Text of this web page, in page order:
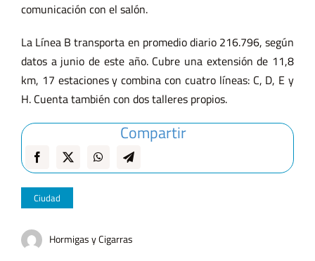
comunicación con el salón.
La Línea B transporta en promedio diario 216.796, según
datos a junio de este año. Cubre una extensión de 11,8
km, 17 estaciones y combina con cuatro líneas: C, D, E y
H. Cuenta también con dos talleres propios.
Compartir
Ciudad
Hormigas y Cigarras